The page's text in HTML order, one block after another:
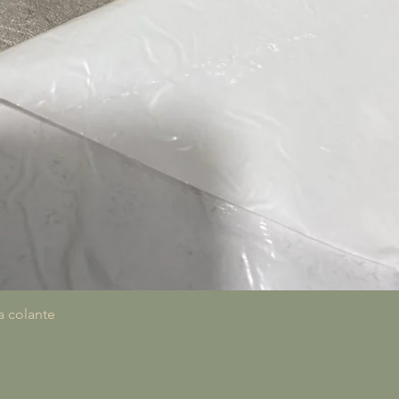
colante